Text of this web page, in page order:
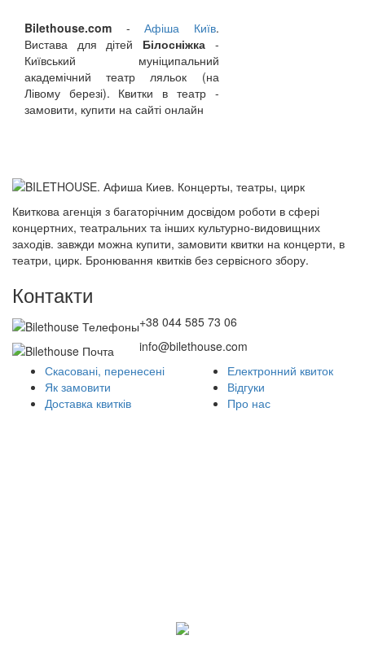
Bilethouse.com -Афіша Київ.
Вистава для дітей Білосніжка -
Київський муніципальний
академічний театр ляльок (на
Лівому березі). Квитки в театр -
замовити, купити на сайті онлайн
Квиткова агенція з багаторічним досвідом роботи в сфері
концертних, театральних та інших культурно-видовищних
заходів. завжди можна купити, замовити квитки на концерти, в
театри, цирк. Бронювання квитків без сервісного збору.
Контакти
+38 044 585 73 06
info@bilethouse.com
Скасовані, перенесені
Як замовити
Доставка квитків
Електронний квиток
Відгуки
Про нас